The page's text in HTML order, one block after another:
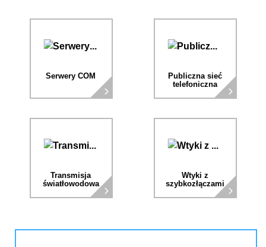
Serwery COM
Publiczna sieć
telefoniczna
Transmisja
światłowodowa
Wtyki z
szybkozłączami